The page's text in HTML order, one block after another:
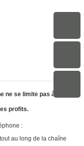
ne se limite pas à la
profits.
:
au long de la chaîne